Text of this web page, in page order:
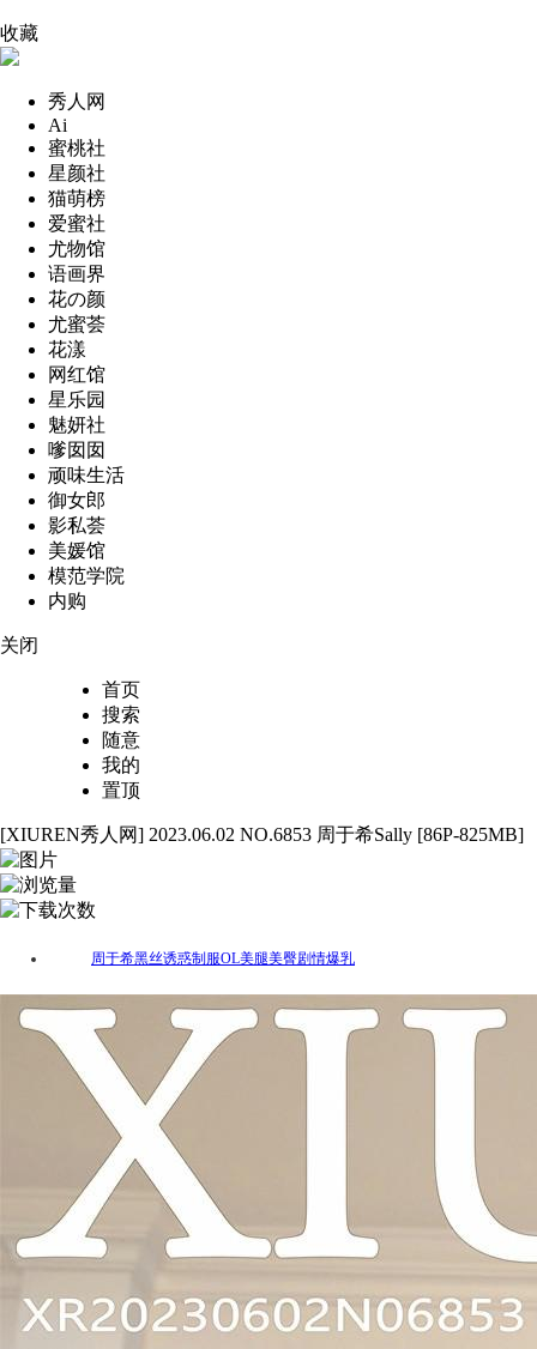
收藏
秀人网
Ai
蜜桃社
星颜社
猫萌榜
爱蜜社
尤物馆
语画界
花の颜
尤蜜荟
花漾
网红馆
星乐园
魅妍社
嗲囡囡
顽味生活
御女郎
影私荟
美媛馆
模范学院
内购
关闭
首页
搜索
随意
我的
置顶
[XIUREN秀人网] 2023.06.02 NO.6853 周于希Sally [86P-825MB]
周于希黑丝诱惑制服OL美腿美臀剧情爆乳